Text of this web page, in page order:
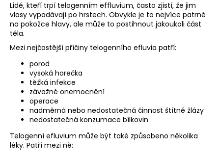
Lidé, kteří trpí telogenním effluvium, často zjistí, že jim
vlasy vypadávají po hrstech. Obvykle je to nejvíce patrné
na pokožce hlavy, ale může to postihnout jakoukoli část
těla.
Mezi nejčastější příčiny telogenního efluvia patří:
porod
vysoká horečka
těžká infekce
závažné onemocnění
operace
nadměrná nebo nedostatečná činnost štítné žlázy
nedostatečná konzumace bílkovin
Telogenní efluvium může být také způsobeno několika
léky. Patří mezi ně: